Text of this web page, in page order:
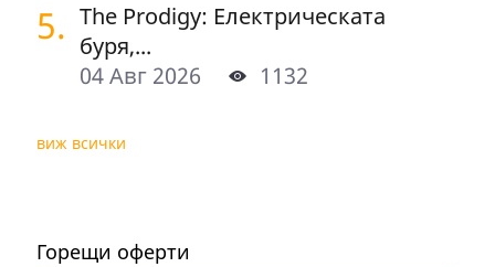
5. The Prodigy: Електрическата
буря,...
04 Авг 2026
1132
виж всички
Горещи оферти